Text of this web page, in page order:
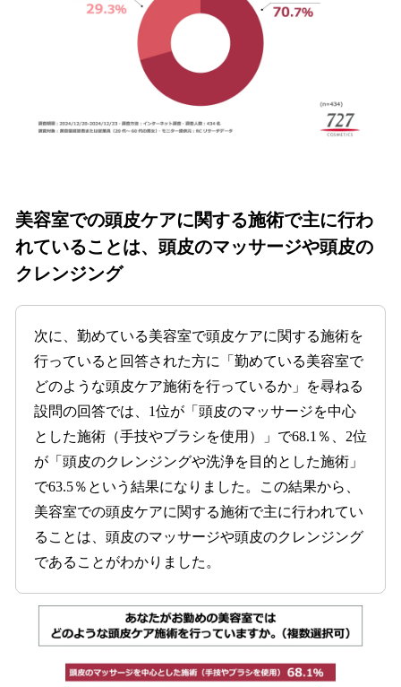
美容室での頭皮ケアに関する施術で主に行わ
れていることは、頭皮のマッサージや頭皮の
クレンジング
次に、勤めている美容室で頭皮ケアに関する施術を
行っていると回答された方に「勤めている美容室で
どのような頭皮ケア施術を行っているか」を尋ねる
設問の回答では、1位が「頭皮のマッサージを中心
とした施術（手技やブラシを使用）」で68.1％、2位
が「頭皮のクレンジングや洗浄を目的とした施術」
で63.5％という結果になりました。この結果から、
美容室での頭皮ケアに関する施術で主に行われてい
ることは、頭皮のマッサージや頭皮のクレンジング
であることがわかりました。